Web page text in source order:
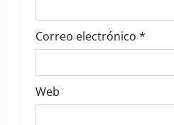
Correo electrónico *
Web